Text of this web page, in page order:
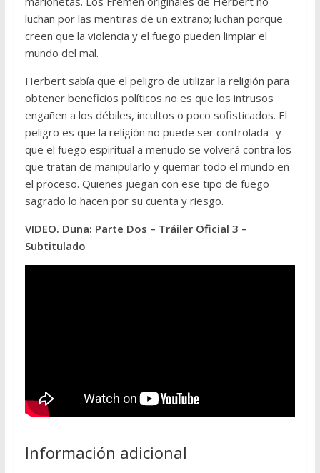
luchan por las mentiras de un extraño; luchan porque
creen que la violencia y el fuego pueden limpiar el
mundo del mal.
Herbert sabía que el peligro de utilizar la religión para
obtener beneficios políticos no es que los intrusos
engañen a los débiles, incultos o poco sofisticados. El
peligro es que la religión no puede ser controlada -y
que el fuego espiritual a menudo se volverá contra los
que tratan de manipularlo y quemar todo el mundo en
el proceso. Quienes juegan con ese tipo de fuego
sagrado lo hacen por su cuenta y riesgo.
VIDEO. Duna: Parte Dos – Tráiler Oficial 3 –
Subtitulado
Información adicional